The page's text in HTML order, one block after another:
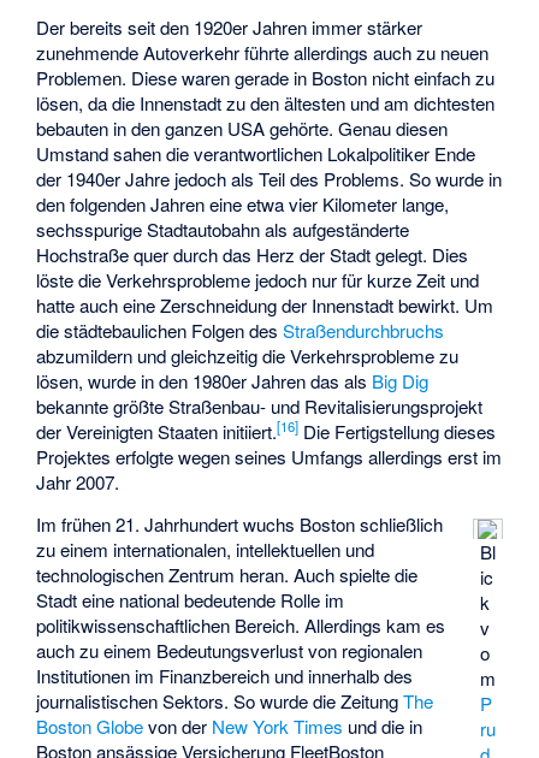
Der bereits seit den 1920er Jahren immer stärker
zunehmende Autoverkehr führte allerdings auch zu neuen
Problemen. Diese waren gerade in Boston nicht einfach zu
lösen, da die Innenstadt zu den ältesten und am dichtesten
bebauten in den ganzen USA gehörte. Genau diesen
Umstand sahen die verantwortlichen Lokalpolitiker Ende
der 1940er Jahre jedoch als Teil des Problems. So wurde in
den folgenden Jahren eine etwa vier Kilometer lange,
sechsspurige Stadtautobahn als aufgeständerte
Hochstraße quer durch das Herz der Stadt gelegt. Dies
löste die Verkehrsprobleme jedoch nur für kurze Zeit und
hatte auch eine Zerschneidung der Innenstadt bewirkt. Um
die städtebaulichen Folgen desStraßendurchbruchs
abzumildern und gleichzeitig die Verkehrsprobleme zu
lösen, wurde in den 1980er Jahren das als Big Dig
bekannte größte Straßenbau- und Revitalisierungsprojekt
der Vereinigten Staaten initiiert.[16] Die Fertigstellung dieses
Projektes erfolgte wegen seines Umfangs allerdings erst im
Jahr 2007.
Bl
ic
k
v
o
m
P
ru
Im frühen 21. Jahrhundert wuchs Boston schließlich
zu einem internationalen, intellektuellen und
technologischen Zentrum heran. Auch spielte die
Stadt eine national bedeutende Rolle im
politikwissenschaftlichen Bereich. Allerdings kam es
auch zu einem Bedeutungsverlust von regionalen
Institutionen im Finanzbereich und innerhalb des
journalistischen Sektors. So wurde die ZeitungThe
Boston Globevon der New York Times und die in
Boston ansässige Versicherung FleetBoston